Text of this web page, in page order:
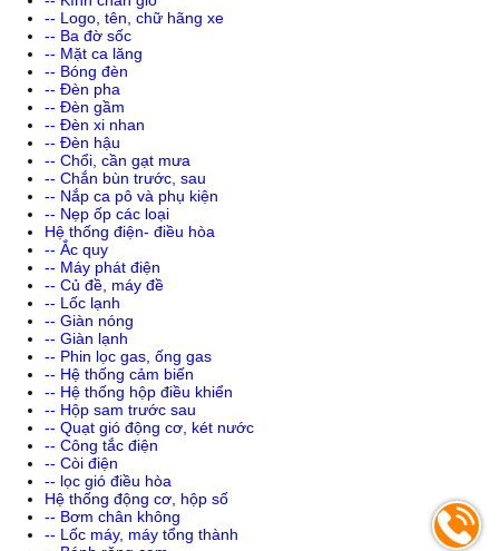
-- Logo, tên, chữ hãng xe
-- Ba đờ sốc
-- Mặt ca lăng
-- Bóng đèn
-- Đèn pha
-- Đèn gầm
-- Đèn xi nhan
-- Đèn hậu
-- Chổi, cần gạt mưa
-- Chắn bùn trước, sau
-- Nắp ca pô và phụ kiện
-- Nẹp ốp các loại
Hệ thống điện- điều hòa
-- Ắc quy
-- Máy phát điện
-- Củ đề, máy đề
-- Lốc lạnh
-- Giàn nóng
-- Giàn lạnh
-- Phin lọc gas, ống gas
-- Hệ thống cảm biến
-- Hệ thống hộp điều khiển
-- Hộp sam trước sau
-- Quạt gió động cơ, két nước
-- Công tắc điện
-- Còi điện
-- lọc gió điều hòa
Hệ thống động cơ, hộp số
-- Bơm chân không
-- Lốc máy, máy tổng thành